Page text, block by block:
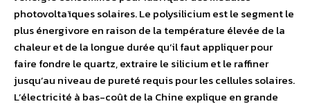
photovoltaïques solaires. Le polysilicium est le segment le
plus énergivore en raison de la température élevée de la
chaleur et de la longue durée qu’il faut appliquer pour
faire fondre le quartz, extraire le silicium et le raffiner
jusqu’au niveau de pureté requis pour les cellules solaires.
L’électricité à bas-coût de la Chine explique en grande